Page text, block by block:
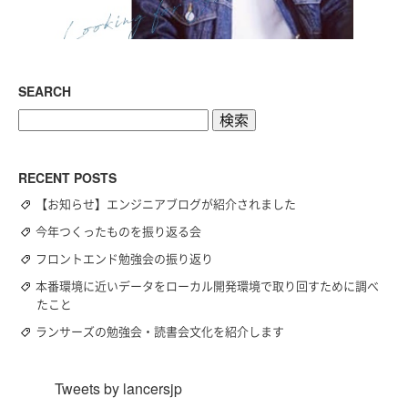
SEARCH
RECENT POSTS
【お知らせ】エンジニアブログが紹介されました
今年つくったものを振り返る会
フロントエンド勉強会の振り返り
本番環境に近いデータをローカル開発環境で取り回すために調べ
たこと
ランサーズの勉強会・読書会文化を紹介します
Tweets by lancersjp